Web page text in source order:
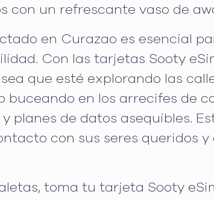
con un refrescante vaso de
en Curazao es esencial
Con las tarjetas Sooty
que esté explorando las
buceando en los arrecifes de
planes de datos asequibles.
con sus seres queridos
toma tu tarjeta Sooty